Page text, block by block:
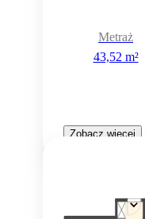
Metraż
43,52 m²
Zobacz więcej